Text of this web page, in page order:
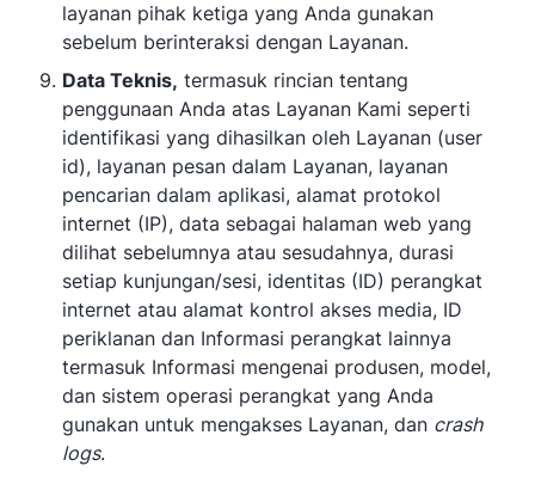
layanan pihak ketiga yang Anda gunakan
sebelum berinteraksi dengan Layanan.
Data Teknis, termasuk rincian tentang
penggunaan Anda atas Layanan Kami seperti
identifikasi yang dihasilkan oleh Layanan (user
id), layanan pesan dalam Layanan, layanan
pencarian dalam aplikasi, alamat protokol
internet (IP), data sebagai halaman web yang
dilihat sebelumnya atau sesudahnya, durasi
setiap kunjungan/sesi, identitas (ID) perangkat
internet atau alamat kontrol akses media, ID
periklanan dan Informasi perangkat lainnya
termasuk Informasi mengenai produsen, model,
dan sistem operasi perangkat yang Anda
gunakan untuk mengakses Layanan, dan crash
logs.